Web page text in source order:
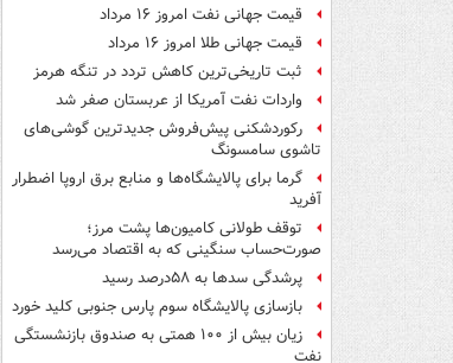
قیمت جهانی نفت امروز ۱۶ مرداد
قیمت جهانی طلا امروز ۱۶ مرداد
ثبت تاریخی‌ترین کاهش تردد در تنگه هرمز
واردات نفت آمریکا از عربستان صفر شد
رکوردشکنی پیش‌فروش جدیدترین گوشی‌های
تاشوی سامسونگ
گرما برای پالایشگاه‌ها و منابع برق اروپا اضطرار
آفرید
توقف طولانی کامیون‌ها پشت مرز؛
صورت‌حساب سنگینی که به اقتصاد می‌رسد
پرشدگی سدها به ۵۸درصد رسید
بازسازی پالایشگاه سوم پارس جنوبی کلید خورد
زیان بیش از ۱۰۰ همتی به صندوق‌ بازنشستگی
نفت